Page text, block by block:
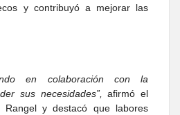
y contribuyó a mejorar las
en colaboración con la
sus necesidades”, afirmó el
Rangel y destacó que labores